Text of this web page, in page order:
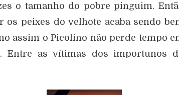
o tamanho do pobre pinguim.
peixes do velhote acaba sendo
assim o Picolino não perde tempo
as vítimas dos importunos